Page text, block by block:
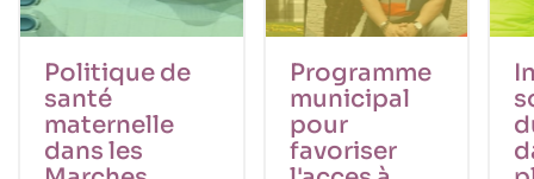
Politique de
santé
maternelle
dans les
Programme
municipal
pour
favoriser